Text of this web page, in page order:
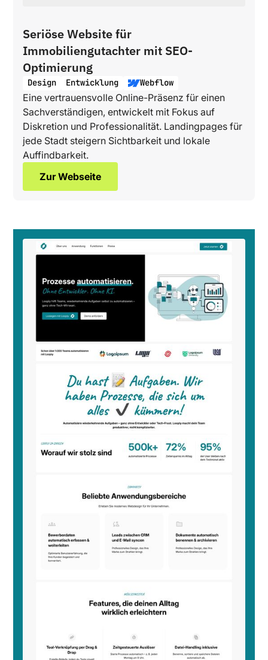
Seriöse Website für
Immobiliengutachter mit SEO-
Optimierung
Design Entwicklung Webflow
Eine vertrauensvolle Online-Präsenz für einen
Sachverständigen, entwickelt mit Fokus auf
Diskretion und Professionalität. Landingpages für
jede Stadt steigern Sichtbarkeit und lokale
Auffindbarkeit.
Zur Webseite